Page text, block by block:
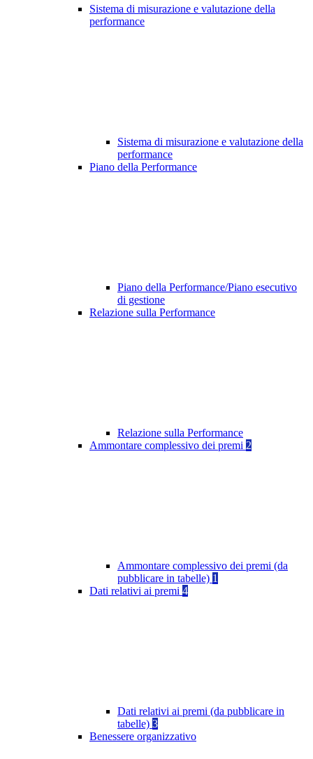
Sistema di misurazione e valutazione della
performance
Sistema di misurazione e valutazione della
performance
Piano della Performance
Piano della Performance/Piano esecutivo
di gestione
Relazione sulla Performance
Relazione sulla Performance
Ammontare complessivo dei premi 2
Ammontare complessivo dei premi (da
pubblicare in tabelle) 1
Dati relativi ai premi 4
Dati relativi ai premi (da pubblicare in
tabelle) 3
Benessere organizzativo